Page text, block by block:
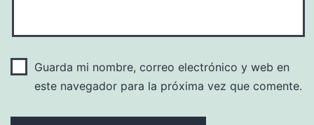
Guarda mi nombre, correo electrónico y web en
este navegador para la próxima vez que comente.